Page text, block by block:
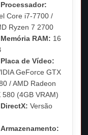
Processador:
Core i7-7700 /
Ryzen 7 2700
Memória RAM: 16
Placa de Vídeo:
GeForce GTX
/ AMD Radeon
580 (4GB VRAM)
DirectX: Versão
Armazenamento: